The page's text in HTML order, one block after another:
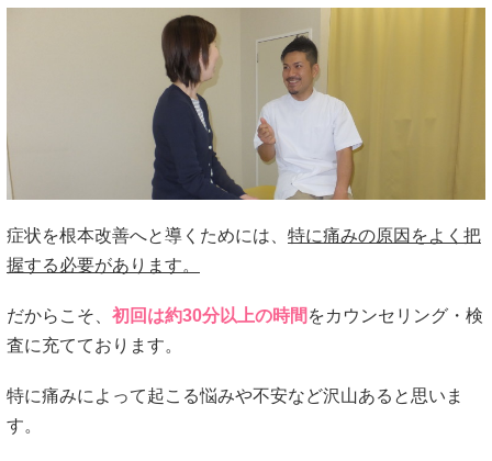
症状を根本改善へと導くためには、 特に痛みの原因をよく把
握する必要があります。
だからこそ、 初回は約30分以上の時間 をカウンセリング・検
査に充てております。
特に痛みによって起こる悩みや不安など沢山あると思いま
す。